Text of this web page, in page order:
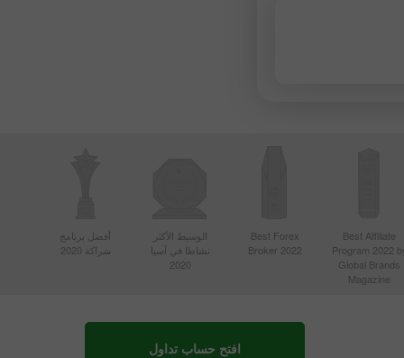
Best Affiliate
Program 2022
Global Brands
Magazine
Best Forex
Broker 2022
الوسيط الأكثر
نشاطا في آسيا
2020
أفضل برنامج
شراكة 2020
افتح حساب تداول